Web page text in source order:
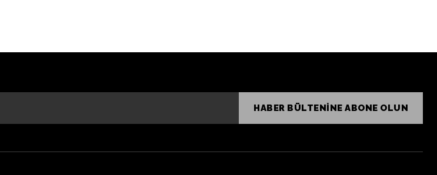
HABER BÜLTENINE ABONE OLUN